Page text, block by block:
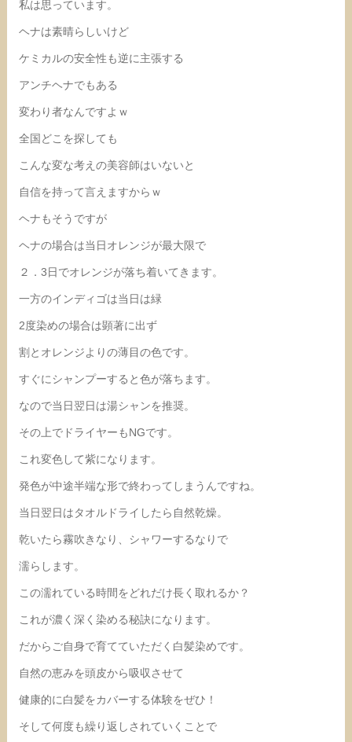
私は思っています。
ヘナは素晴らしいけど
ケミカルの安全性も逆に主張する
アンチヘナでもある
変わり者なんですよｗ
全国どこを探しても
こんな変な考えの美容師はいないと
自信を持って言えますからｗ
ヘナもそうですが
ヘナの場合は当日オレンジが最大限で
２．3日でオレンジが落ち着いてきます。
一方のインディゴは当日は緑
2度染めの場合は顕著に出ず
割とオレンジよりの薄目の色です。
すぐにシャンプーすると色が落ちます。
なので当日翌日は湯シャンを推奨。
その上でドライヤーもNGです。
これ変色して紫になります。
発色が中途半端な形で終わってしまうんですね。
当日翌日はタオルドライしたら自然乾燥。
乾いたら霧吹きなり、シャワーするなりで
濡らします。
この濡れている時間をどれだけ長く取れるか？
これが濃く深く染める秘訣になります。
だからご自身で育てていただく白髪染めです。
自然の恵みを頭皮から吸収させて
健康的に白髪をカバーする体験をぜひ！
そして何度も繰り返しされていくことで